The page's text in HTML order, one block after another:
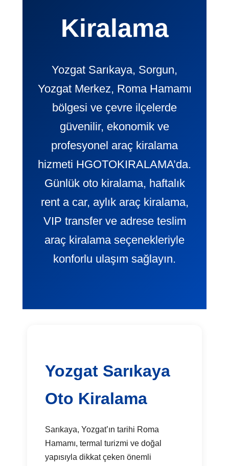
Kiralama
Yozgat Sarıkaya, Sorgun,
Yozgat Merkez, Roma Hamamı
bölgesi ve çevre ilçelerde
güvenilir, ekonomik ve
profesyonel araç kiralama
hizmeti HGOTOKIRALAMA’da.
Günlük oto kiralama, haftalık
rent a car, aylık araç kiralama,
VIP transfer ve adrese teslim
araç kiralama seçenekleriyle
konforlu ulaşım sağlayın.
Yozgat Sarıkaya
Oto Kiralama
Sarıkaya, Yozgat’ın tarihi Roma
Hamamı, termal turizmi ve doğal
yapısıyla dikkat çeken önemli